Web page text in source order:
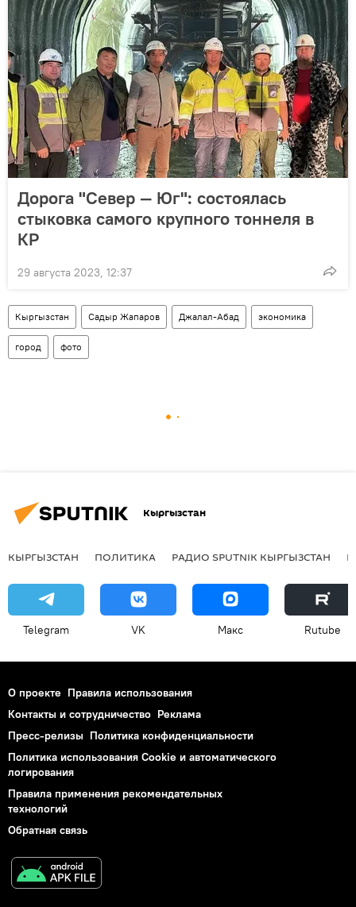
Дорога "Север — Юг": состоялась
стыковка самого крупного тоннеля в
КР
29 августа 2023, 12:37
Кыргызстан Садыр Жапаров Джалал-Абад экономика
город фото
Кыргызстан
КЫРГЫЗСТАН ПОЛИТИКА РАДИО SPUTNIK КЫРГЫЗСТАН
Telegram VK Макс Rutube
О проекте Правила использования
Контакты и сотрудничество Реклама
Пресс-релизы Политика конфиденциальности
Политика использования Cookie и автоматического
логирования
Правила применения рекомендательных
технологий
Обратная связь